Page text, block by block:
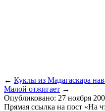
← Куклы из Мадагаскара
Малой отжигает →
Опубликовано: 27 ноября
Прямая ссылка на пост «На